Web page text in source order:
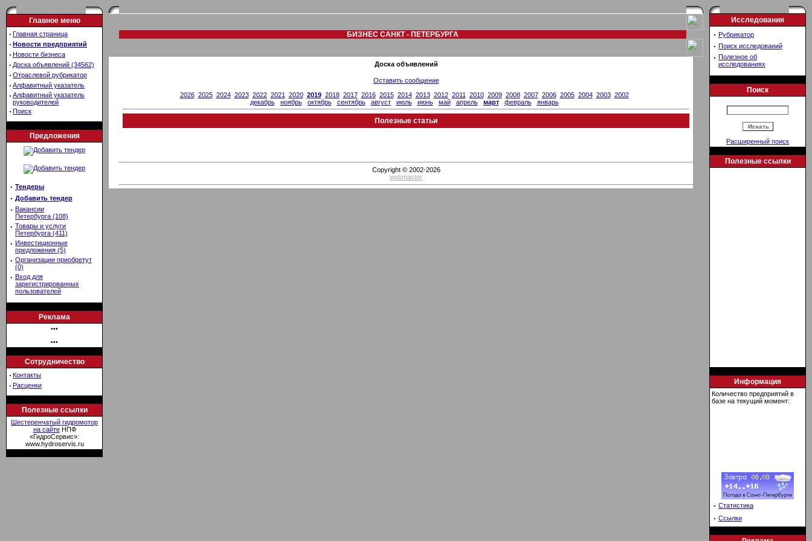
Главное меню
· Главная страница
· Новости предприятий
· Новости бизнеса
· Доска объявлений (34562)
· Отраслевой рубрикатор
· Алфавитный указатель
· Алфавитный указатель
руководителей
· Поиск
Предложения
· Тендеры
· Добавить тендер
· Вакансии
Петербурга (108)
· Товары и услуги
Петербурга (411)
· Инвестиционные
предложения (5)
· Организации приобретут
(0)
· Вход для
зарегистрированных
пользователей
Реклама
•••
•••
Сотрудничество
· Контакты
· Расценки
Полезные ссылки
Шестеренчатый гидромотор
на сайтеНПФ
«ГидроСервис»:
www.hydroservis.ru
БИЗНЕС САНКТ - ПЕТЕРБУРГА
Доска объявлений
Оставить сообщение
2026 2025 2024 2023 2022 2021 2020 2019 2018 2017 2016 2015 2014 2013 2012 2011 2010 2009 2008 2007 2006 2005 2004 2003 2002
декабрь
ноябрь октябрь сентябрь август июль июнь май апрель март февраль январь
Полезные статьи
Copyright © 2002-2026
webmaster
Исследования
· Рубрикатор
· Поиск исследований
· Полезное об
исследованиях
Поиск
Расширенный поиск
Полезные ссылки
Информация
Количество предприятий в
базе на текущий момент:
· Статистика
· Ссылки